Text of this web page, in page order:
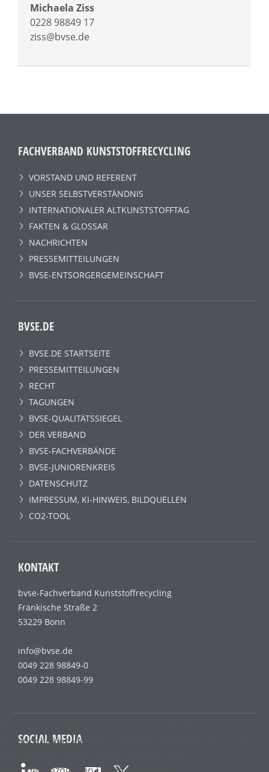
Michaela Ziss
0228 98849 17
ziss@bvse.de
FACHVERBAND KUNSTSTOFFRECYCLING
VORSTAND UND REFERENT
UNSER SELBSTVERSTÄNDNIS
INTERNATIONALER ALTKUNSTSTOFFTAG
FAKTEN & GLOSSAR
NACHRICHTEN
PRESSEMITTEILUNGEN
BVSE-ENTSORGERGEMEINSCHAFT
BVSE.DE
BVSE.DE STARTSEITE
PRESSEMITTEILUNGEN
RECHT
TAGUNGEN
BVSE-QUALITÄTSSIEGEL
DER VERBAND
BVSE-FACHVERBÄNDE
BVSE-JUNIORENKREIS
DATENSCHUTZ
IMPRESSUM, KI-HINWEIS, BILDQUELLEN
CO2-TOOL
KONTAKT
bvse-Fachverband Kunststoffrecycling
Fränkische Straße 2
53229 Bonn
info@bvse.de
0049 228 98849-0
0049 228 98849-99
SOCIAL MEDIA
Sessioncookies, die das einwandfreie Funktionieren der